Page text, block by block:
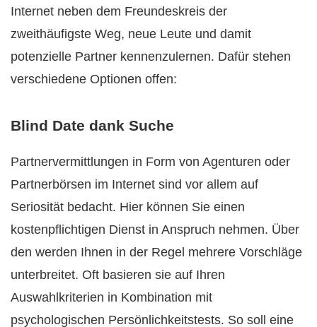
Internet neben dem Freundeskreis der
zweithäufigste Weg, neue Leute und damit
potenzielle Partner kennenzulernen. Dafür stehen
verschiedene Optionen offen:
Blind Date dank Suche
Partnervermittlungen in Form von Agenturen oder
Partnerbörsen im Internet sind vor allem auf
Seriosität bedacht. Hier können Sie einen
kostenpflichtigen Dienst in Anspruch nehmen. Über
den werden Ihnen in der Regel mehrere Vorschläge
unterbreitet. Oft basieren sie auf Ihren
Auswahlkriterien in Kombination mit
psychologischen Persönlichkeitstests. So soll eine